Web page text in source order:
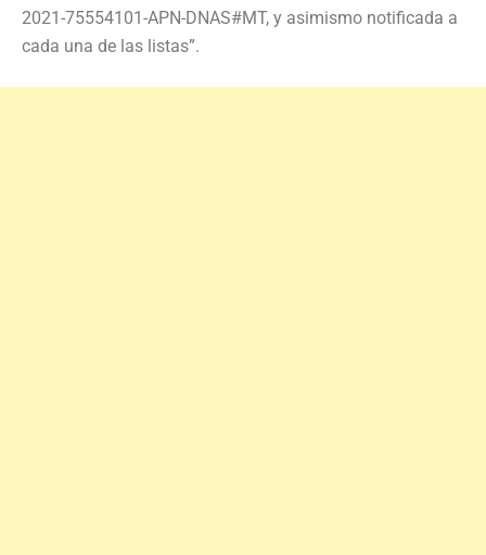
2021-75554101-APN-DNAS#MT, y asimismo notificada a
cada una de las listas”.